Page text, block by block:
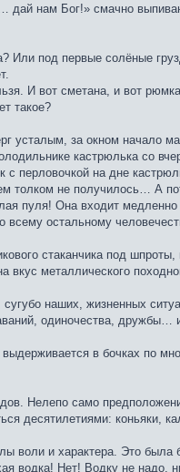
нам Бог!» смачно
Или под первые солёные
И вот сметана, и вот
такое?
усталым, за окном начало
кастрюлька со
на дне
толком не получилось… А
пуля! Она входит
всему остальному
стаканчика под
вкус металлического
наших, жизненных
одиночества, дружбы…
в бочках по
Нелепо само
десятилетиями: коньяки,
воли и характера. Это
водка! Нет! Водку не надо,